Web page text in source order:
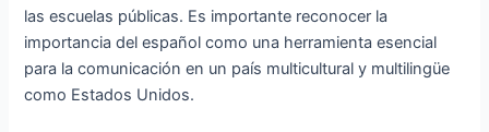
las escuelas públicas. Es importante reconocer la
importancia del español como una herramienta esencial
para la comunicación en un país multicultural y multilingüe
como Estados Unidos.